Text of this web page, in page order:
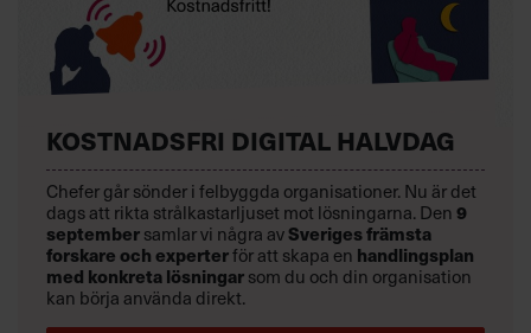
KOSTNADSFRI DIGITAL HALVDAG
Chefer går sönder i felbyggda organisationer. Nu är det
dags att rikta strålkastarljuset mot lösningarna. Den 9
september samlar vi några av Sveriges främsta
forskare och experterför att skapa en handlingsplan
med konkreta lösningar som du och din organisation
kan börja använda direkt.